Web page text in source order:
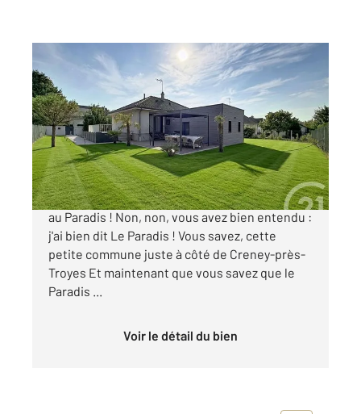
CRENEY PRES TROYES 10
128 m
, 5 pièces
Ref : 72128
Maison à vendre
320 000 €
Bonjour à tous ! Aujourd'hui, je vous emmène
au Paradis ! Non, non, vous avez bien entendu :
j'ai bien dit Le Paradis ! Vous savez, cette
petite commune juste à côté de Creney-près-
Troyes Et maintenant que vous savez que le
Paradis ...
Voir le détail du bien